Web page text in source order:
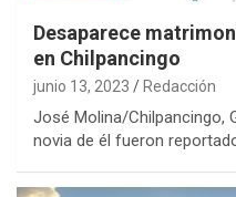
Desaparece
en Chilpancingo
junio 13, 2023 Redacción
José Molina/Chilpancingo,
novia de él fueron